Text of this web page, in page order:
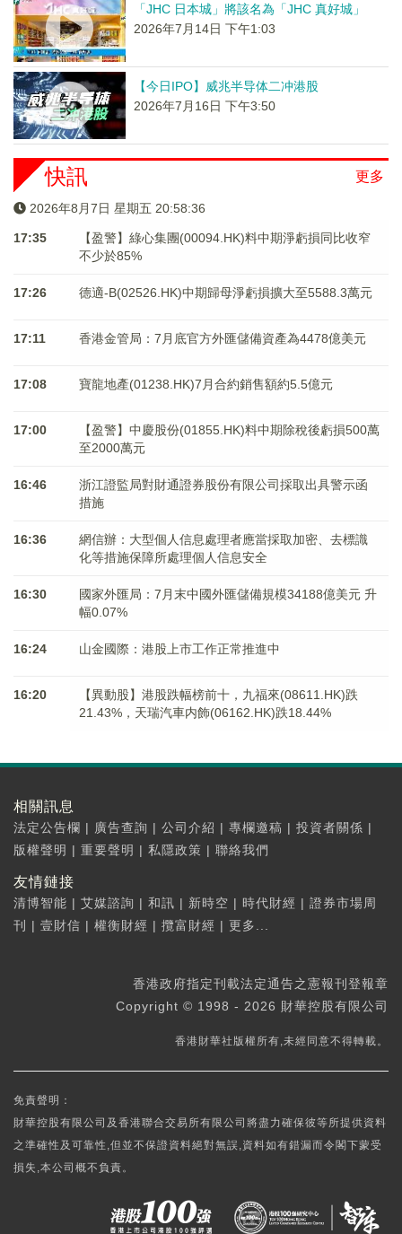
「JHC 日本城」將該名為「JHC 真好城」
2026年7月14日 下午1:03
【今日IPO】威兆半导体二冲港股
2026年7月16日 下午3:50
更多
快訊
2026年8月7日 星期五 20:58:36
17:35
【盈警】綠心集團(00094.HK)料中期淨虧損同比收窄
不少於85%
17:26 德適-B(02526.HK)中期歸母淨虧損擴大至5588.3萬元
17:11 香港金管局：7月底官方外匯儲備資產為4478億美元
17:08 寶龍地產(01238.HK)7月合約銷售額約5.5億元
17:00
【盈警】中慶股份(01855.HK)料中期除稅後虧損500萬
至2000萬元
16:46
浙江證監局對財通證券股份有限公司採取出具警示函
措施
16:36
網信辦：大型個人信息處理者應當採取加密、去標識
化等措施保障所處理個人信息安全
16:30
國家外匯局：7月末中國外匯儲備規模34188億美元 升
幅0.07%
16:24 山金國際：港股上市工作正常推進中
16:20
【異動股】港股跌幅榜前十，九福來(08611.HK)跌
21.43%，天瑞汽車内飾(06162.HK)跌18.44%
相關訊息
法定公告欄 | 廣告查詢 | 公司介紹 | 專欄邀稿 | 投資者關係 |
版權聲明 | 重要聲明 | 私隱政策 | 聯絡我們
友情鏈接
清博智能 | 艾媒諮詢 | 和訊 | 新時空 | 時代財經 | 證券市場周
刊
| 壹財信 | 權衡財經 | 攬富財經 | 更多...
香港政府指定刊載法定通告之憲報刊登報章
Copyright © 1998 - 2026 財華控股有限公司
香港財華社版權所有,未經同意不得轉載。
免責聲明：
財華控股有限公司及香港聯合交易所有限公司將盡力確保彼等所提供資料
之準確性及可靠性,但並不保證資料絕對無誤,資料如有錯漏而令閣下蒙受
損失,本公司概不負責。